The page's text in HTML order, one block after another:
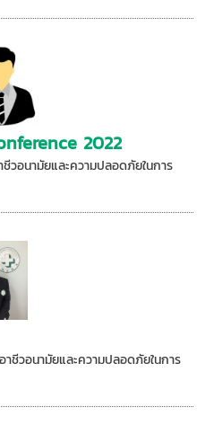
2022
วอนามัยและความปลอดภัยในการ
ชีวอนามัยและความปลอดภัยในการ